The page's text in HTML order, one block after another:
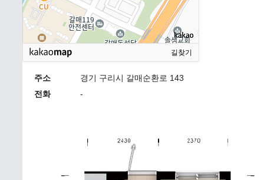
길찾기
주소
경기 구리시 갈매순환로 143
전화
-